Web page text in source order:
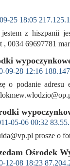
25 18:05
z hiszpanii
, 0034 69697781
09-28 12:16
o podanie
05-06 00:32
prosze o
Ośrodek
12-08 18:23